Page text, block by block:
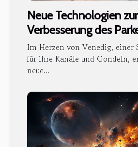
Neue Technologien zur
Verbesserung des
Venedig
Im Herzen von Venedig, einer
für ihre Kanäle und Gondeln,
neue...